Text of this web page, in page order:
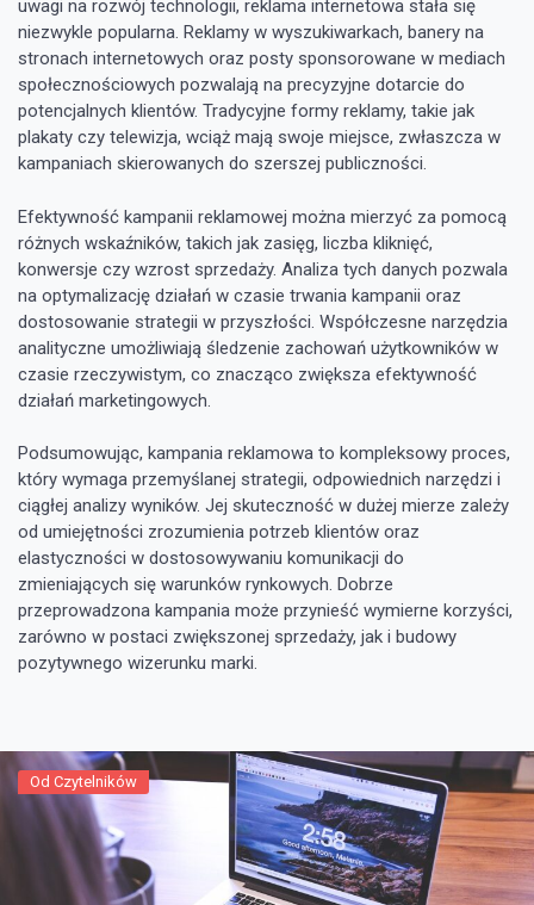
uwagi na rozwój technologii, reklama internetowa stała się
niezwykle popularna. Reklamy w wyszukiwarkach, banery na
stronach internetowych oraz posty sponsorowane w mediach
społecznościowych pozwalają na precyzyjne dotarcie do
potencjalnych klientów. Tradycyjne formy reklamy, takie jak
plakaty czy telewizja, wciąż mają swoje miejsce, zwłaszcza w
kampaniach skierowanych do szerszej publiczności.
Efektywność kampanii reklamowej można mierzyć za pomocą
różnych wskaźników, takich jak zasięg, liczba kliknięć,
konwersje czy wzrost sprzedaży. Analiza tych danych pozwala
na optymalizację działań w czasie trwania kampanii oraz
dostosowanie strategii w przyszłości. Współczesne narzędzia
analityczne umożliwiają śledzenie zachowań użytkowników w
czasie rzeczywistym, co znacząco zwiększa efektywność
działań marketingowych.
Podsumowując, kampania reklamowa to kompleksowy proces,
który wymaga przemyślanej strategii, odpowiednich narzędzi i
ciągłej analizy wyników. Jej skuteczność w dużej mierze zależy
od umiejętności zrozumienia potrzeb klientów oraz
elastyczności w dostosowywaniu komunikacji do
zmieniających się warunków rynkowych. Dobrze
przeprowadzona kampania może przynieść wymierne korzyści,
zarówno w postaci zwiększonej sprzedaży, jak i budowy
pozytywnego wizerunku marki.
Od Czytelników